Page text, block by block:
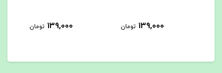
139,000 تومان 139,000 تومان